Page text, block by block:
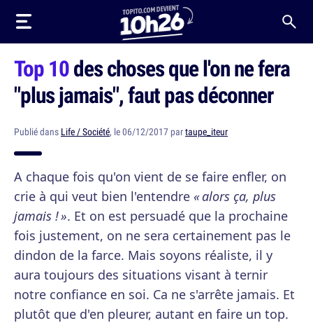
Top 10des choses que l'on ne fera
"plus jamais", faut pas déconner
Publié dans Life / Société, le 06/12/2017 partaupe_iteur
A chaque fois qu'on vient de se faire enfler, on
crie à qui veut bien l'entendre « alors ça, plus
jamais ! ». Et on est persuadé que la prochaine
fois justement, on ne sera certainement pas le
dindon de la farce. Mais soyons réaliste, il y
aura toujours des situations visant à ternir
notre confiance en soi. Ca ne s'arrête jamais. Et
plutôt que d'en pleurer, autant en faire un top.